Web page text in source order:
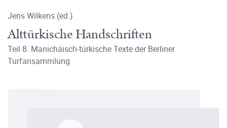
Jens Wilkens (ed.)
Alttürkische Handschriften
Teil 8. Manichäisch-türkische Texte der Berliner
Turfansammlung